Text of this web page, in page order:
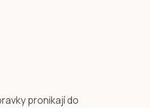
pronikají do